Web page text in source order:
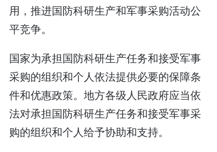
用，推进国防科研生产和军事采购活动公
平竞争。
国家为承担国防科研生产任务和接受军事
采购的组织和个人依法提供必要的保障条
件和优惠政策。地方各级人民政府应当依
法对承担国防科研生产任务和接受军事采
购的组织和个人给予协助和支持。